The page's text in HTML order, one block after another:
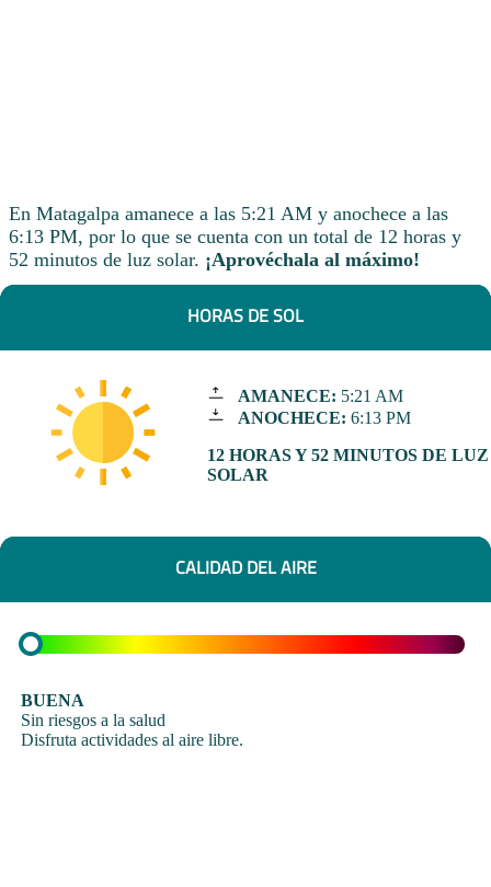
En Matagalpa amanece a las 5:21 AM y anochece a las
6:13 PM, por lo que se cuenta con un total de 12 horas y
52 minutos de luz solar. ¡Aprovéchala al máximo!
HORAS DE SOL
AMANECE: 5:21 AM
ANOCHECE: 6:13 PM
12 HORAS Y 52 MINUTOS DE LUZ
SOLAR
CALIDAD DEL AIRE
BUENA
Sin riesgos a la salud
Disfruta actividades al aire libre.